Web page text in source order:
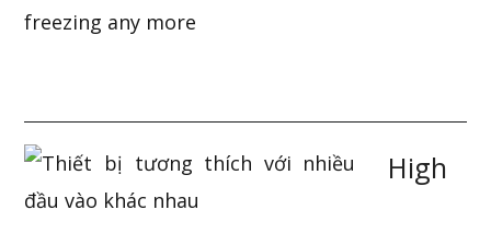
freezing any more
High